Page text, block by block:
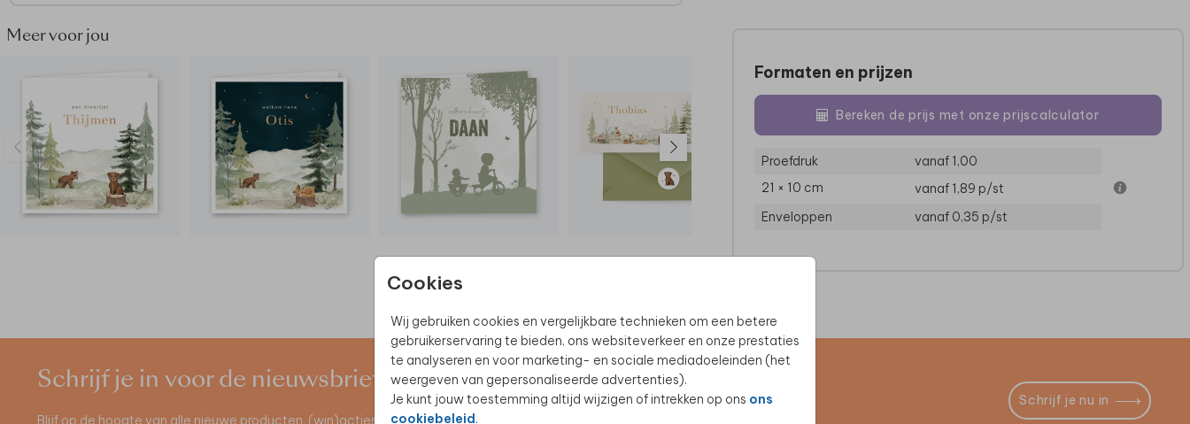
Cookies
Wij gebruiken cookies en vergelijkbare technieken om een betere
gebruikerservaring te bieden, ons websiteverkeer en onze prestaties
te analyseren en voor marketing- en sociale mediadoeleinden (het
weergeven van gepersonaliseerde advertenties).
Je kunt jouw toestemming altijd wijzigen of intrekken op ons ons
cookiebeleid.
Meer voor jou
Formaten en prijzen
Bereken de prijs met onze prijscalculator
Proefdruk
vanaf 1,00
21 × 10 cm
vanaf 1,89 p/st
Enveloppen
vanaf 0,35 p/st
Schrijf je in voor de nieuwsbrief
Blijf op de hoogte van alle nieuwe producten, (win)acties en unieke samenwerkingen!
Schrijf je nu in